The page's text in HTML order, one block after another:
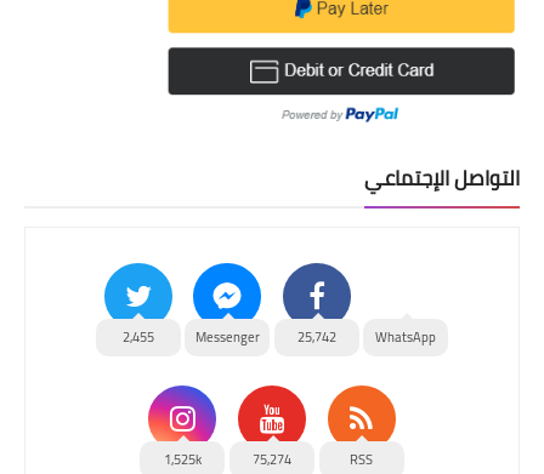
التواصل الإجتماعي
WhatsApp
25,742
Messenger
2,455
RSS
75,274
1,525k